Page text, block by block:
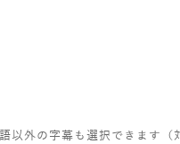
以外の字幕も選択できます（